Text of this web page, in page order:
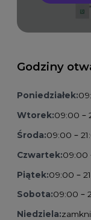
Godziny
Poniedziałek:
Wtorek:09:00 –
Środa:09:00 –
Czwartek:09:00
Piątek:09:00 –
Sobota:09:00 –
Niedziela: